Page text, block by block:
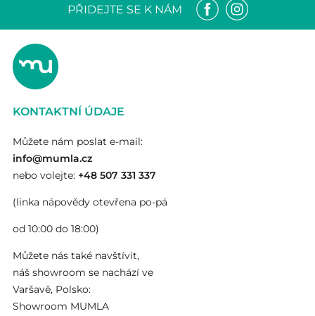
PŘIDEJTE SE K NÁM
KONTAKTNÍ ÚDAJE
Můžete nám poslat e-mail:
info@mumla.cz
nebo volejte: +48 507 331 337
(linka nápovědy otevřena po-pá
od 10:00 do 18:00)
Můžete nás také navštívit,
náš showroom se nachází ve
Varšavě, Polsko:
Showroom MUMLA